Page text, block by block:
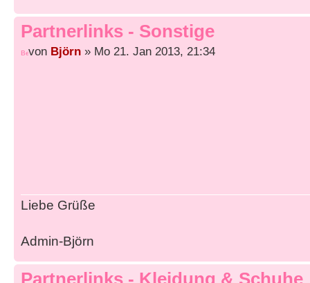
Partnerlinks - Sonstige
von Björn » Mo 21. Jan 2013, 21:34
Liebe Grüße
Admin-Björn
Partnerlinks - Kleidung & Schuhe